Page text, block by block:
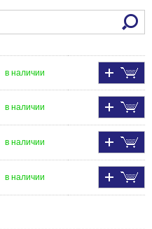
в наличии
в наличии
в наличии
в наличии